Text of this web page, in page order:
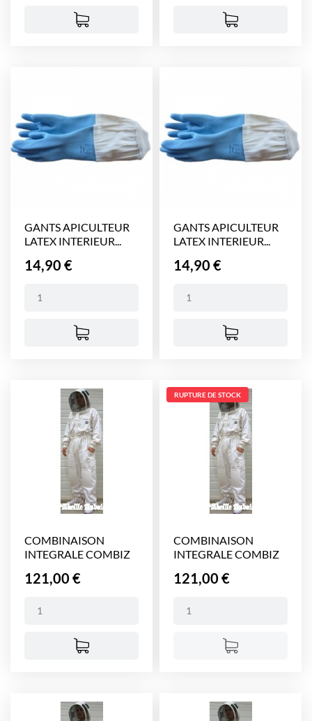
GANTS APICULTEUR
LATEX INTERIEUR...
Prix
14,90 €
GANTS APICULTEUR
LATEX INTERIEUR...
Prix
14,90 €
COMBINAISON
INTEGRALE COMBIZ
Prix
121,00 €
COMBINAISON
INTEGRALE COMBIZ
Prix
121,00 €
RUPTURE DE STOCK